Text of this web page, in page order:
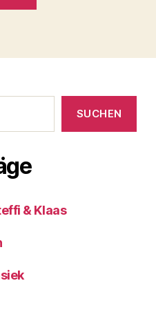
SUCHEN
& Klaas